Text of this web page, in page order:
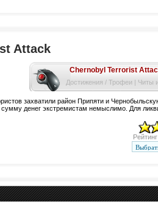
Attack
Chernobyl Terrorist
Достижения / Трофеи | Читы
захватили район Припяти и
денег экстремистам немыслимо. Для